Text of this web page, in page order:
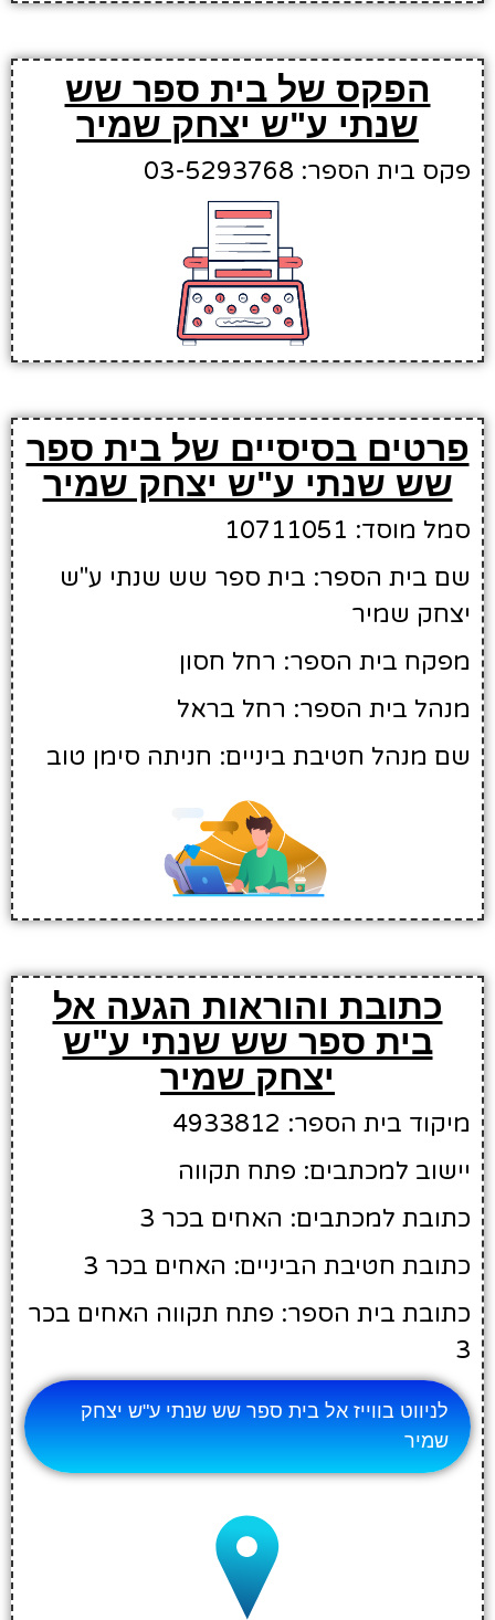
הפקס של בית ספר שש
שנתי ע"ש יצחק שמיר
פקס בית הספר: 03-5293768
פרטים בסיסיים של בית ספר
שש שנתי ע"ש יצחק שמיר
סמל מוסד: 10711051
שם בית הספר: בית ספר שש שנתי ע"ש
יצחק שמיר
מפקח בית הספר: רחל חסון
מנהל בית הספר: רחל בראל
שם מנהל חטיבת ביניים: חניתה סימן טוב
כתובת והוראות הגעה אל
בית ספר שש שנתי ע"ש
יצחק שמיר
מיקוד בית הספר: 4933812
יישוב למכתבים: פתח תקווה
כתובת למכתבים: האחים בכר 3
כתובת חטיבת הביניים: האחים בכר 3
כתובת בית הספר: פתח תקווה האחים בכר
3
לניווט בווייז אל בית ספר שש שנתי ע"ש יצחק
שמיר